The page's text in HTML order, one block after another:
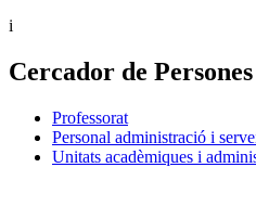
i
Cercador de Persones
Professorat
Personal administració i
Unitats acadèmiques i